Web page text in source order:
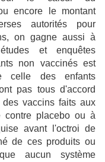
encore le montant
autorités pour
on gagne aussi à
et enquêtes
non vaccinés est
celle des enfants
pas tous d'accord
vaccins faits aux
contre placebo ou à
avant l'octroi de
de ces produits ou
aucun système